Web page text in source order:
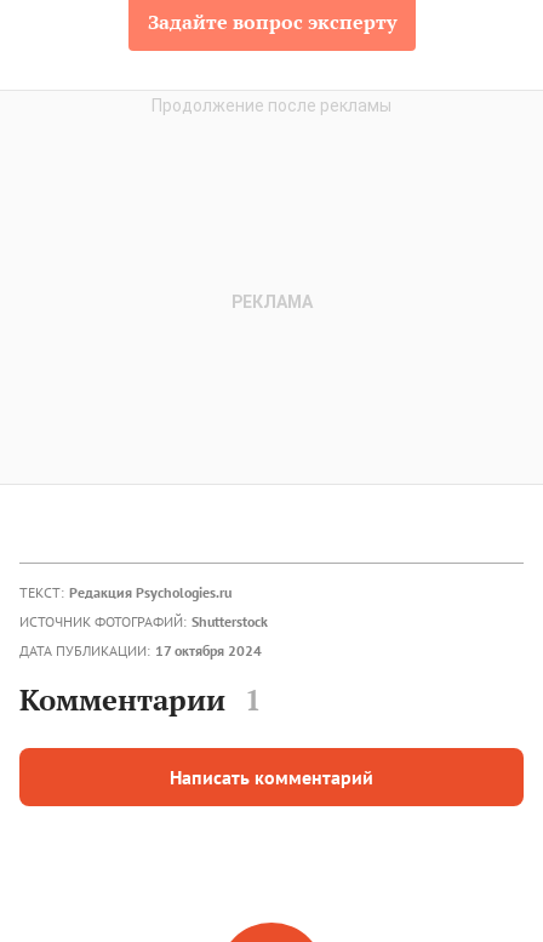
Задайте вопрос эксперту
ТЕКСТ: Редакция Psychologies.ru
ИСТОЧНИК ФОТОГРАФИЙ: Shutterstock
ДАТА ПУБЛИКАЦИИ: 17 октября 2024
Комментарии 1
Написать комментарий